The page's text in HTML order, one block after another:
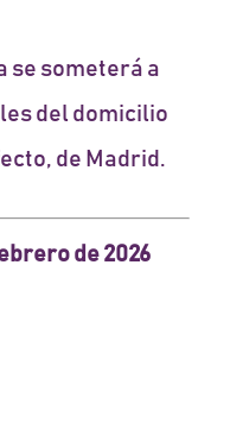
se someterá a
del domicilio
de Madrid.
de 2026